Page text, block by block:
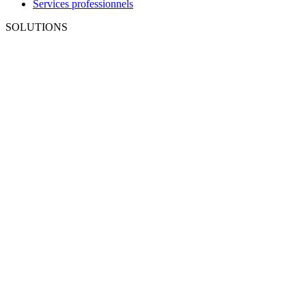
Services professionnels
SOLUTIONS